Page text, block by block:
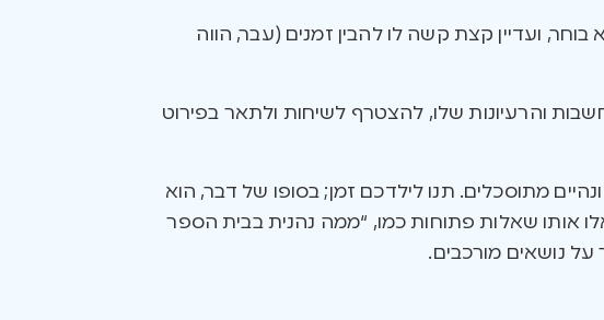
ועדיין קצת קשה לו להבין זמנים (עבר, הווה
והרעיונות שלו, להצטרף לשיחות ולתאר בפירוט
מתוסכלים. תנו לילדכם זמן; בסופו של דבר, הוא
אותו שאלות פתוחות כמו, “ממה נהנית בבית הספר
נושאים מורכבים.